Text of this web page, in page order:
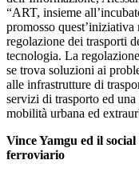
“ART, insieme
promosso
regolazione dei trasporti
tecnologia. La
se trova soluzioni ai
alle infrastrutture di
servizi di trasporto ed
mobilità urbana ed
Vince Yamgu ed il
ferroviario